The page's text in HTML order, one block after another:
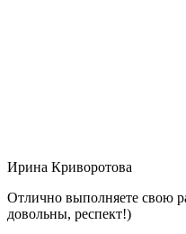
Ирина Криворотова
Отлично выполняете свою
довольны, респект!)